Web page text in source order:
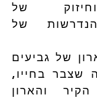
של
הנדרשות של
של גביעים
שצבר בחייו,
והארון